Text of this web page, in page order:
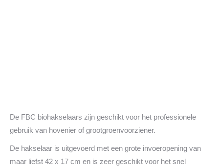
De FBC biohakselaars zijn geschikt voor het professionele
gebruik van hovenier of grootgroenvoorziener.
De hakselaar is uitgevoerd met een grote invoeropening van
maar liefst 42 x 17 cm en is zeer geschikt voor het snel